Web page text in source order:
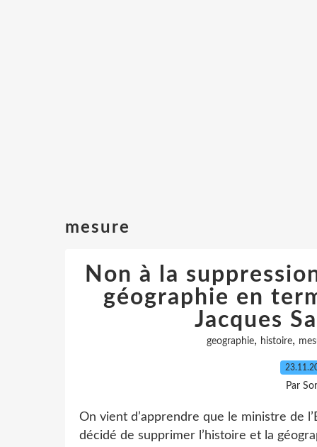
mesure
Non à la
géographie en
Jacques
geographie, histoire,
Par
On vient d’apprendre que le ministre de
décidé de supprimer l’histoire et la